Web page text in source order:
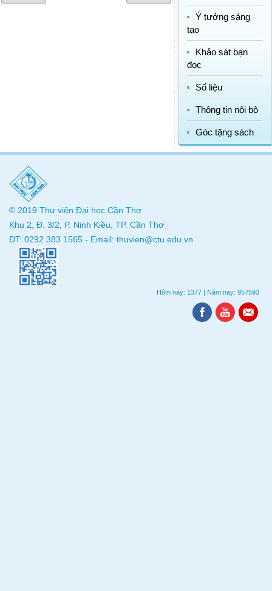
Ý tưởng sáng
tạo
Khảo sát bạn
đọc
Số liệu
Thông tin nội bộ
Góc tặng sách
© 2019 Thư viện Đại học Cần Thơ
Khu 2, Đ. 3/2, P. Ninh Kiều, TP. Cần Thơ
ĐT: 0292 383 1565 - Email: thuvien@ctu.edu.vn
Hôm nay: 1377 | Năm nay: 957593